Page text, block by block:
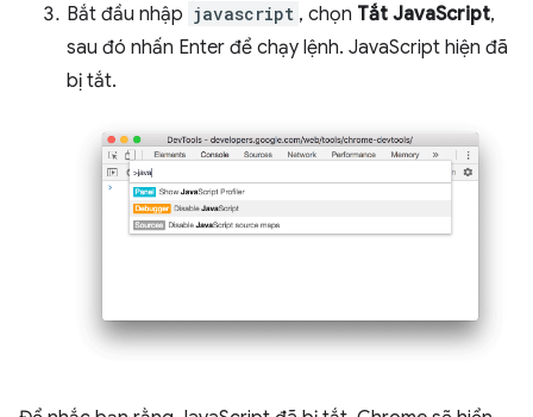
Bắt đầu nhập javascript , chọn Tắt JavaScript,
sau đó nhấn Enter để chạy lệnh. JavaScript hiện đã
bị tắt.